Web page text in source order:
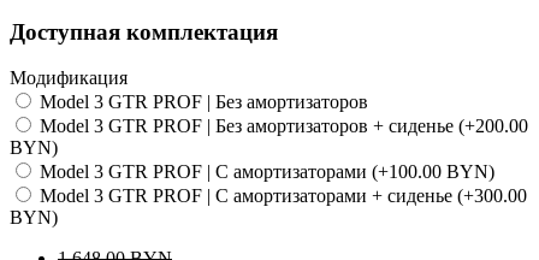
Доступная комплектация
Модификация
Model 3 GTR PROF | Без амортизаторов
Model 3 GTR PROF | Без амортизаторов + сиденье (+200.00
BYN)
Model 3 GTR PROF | С амортизаторами (+100.00 BYN)
Model 3 GTR PROF | С амортизаторами + сиденье (+300.00
BYN)